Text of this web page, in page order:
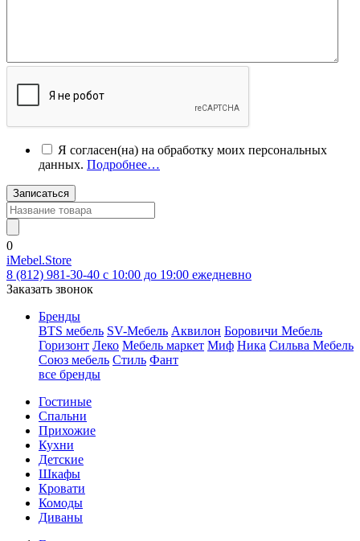
Я согласен(на) на обработку моих персональных
данных. Подробнее…
Записаться
0
iMebel.Store
8 (812) 981-30-40 c 10:00 до 19:00 ежедневно
Заказать звонок
Бренды
BTS мебель SV-Мебель Аквилон Боровичи Мебель
Горизонт Леко Мебель маркет Миф Ника Сильва Мебель
Союз мебель Стиль Фант
все бренды
Гостиные
Спальни
Прихожие
Кухни
Детские
Шкафы
Кровати
Комоды
Диваны